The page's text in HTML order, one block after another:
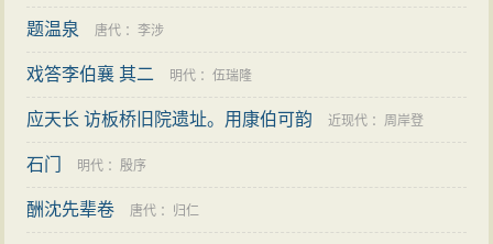
题温泉 唐代 ：李涉
戏答李伯襄 其二 明代 ：伍瑞隆
应天长 访板桥旧院遗址。用康伯可韵 近现代 ： 周岸登
石门 明代 ：殷序
酬沈先辈卷 唐代 ： 归仁